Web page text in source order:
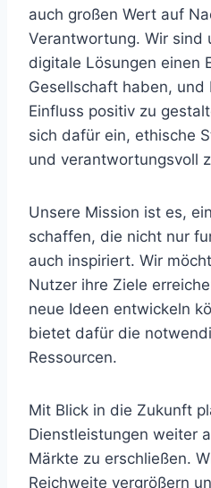
auch großen Wert auf
Verantwortung. Wir sind
digitale Lösungen einen
Gesellschaft haben,
Einfluss positiv zu
sich dafür ein, ethische
und verantwortungsvoll
Unsere Mission ist es,
schaffen, die nicht nur
auch inspiriert. Wir
Nutzer ihre Ziele
neue Ideen entwickeln
bietet dafür die
Ressourcen.
Mit Blick in die Zukunft
Dienstleistungen weiter
Märkte zu erschließen.
Reichweite vergrößern